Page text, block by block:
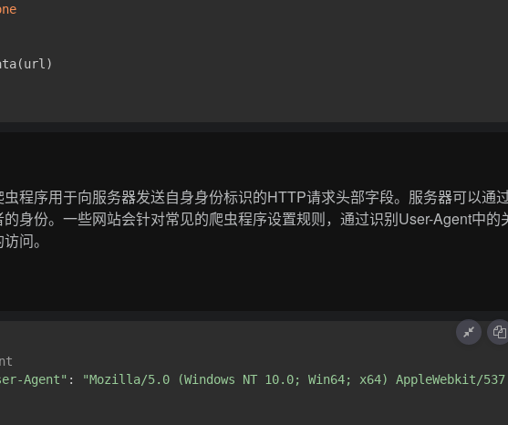
程序用于向服务器发送自身身份标识的HTTP请求头部字段。服务器可以通
身份。一些网站会针对常见的爬虫程序设置规则，通过识别User-Agent中的
问。
Agent" : "Mozilla/5.0 (Windows NT 10.0; Win64; x64) AppleWebkit/